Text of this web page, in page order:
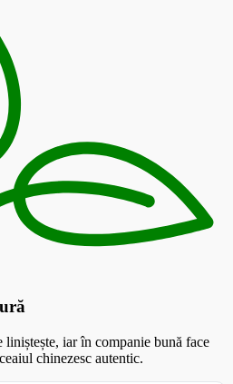
liniștește, iar în companie bună face
chinezesc autentic.